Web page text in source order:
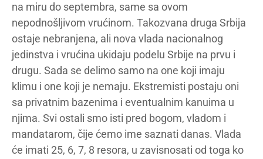
na miru do septembra, same sa ovom
nepodnošljivom vrućinom. Takozvana druga Srbija
ostaje nebranjena, ali nova vlada nacionalnog
jedinstva i vrućina ukidaju podelu Srbije na prvu i
drugu. Sada se delimo samo na one koji imaju
klimu i one koji je nemaju. Ekstremisti postaju oni
sa privatnim bazenima i eventualnim kanuima u
njima. Svi ostali smo isti pred bogom, vladom i
mandatarom, čije ćemo ime saznati danas. Vlada
će imati 25, 6, 7, 8 resora, u zavisnosati od toga ko